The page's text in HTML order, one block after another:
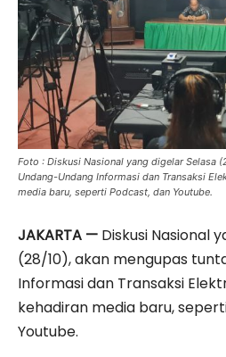
Foto : Diskusi Nasional yang digelar Selasa
Undang-Undang Informasi dan Transaksi
media baru, seperti Podcast, dan Youtube.
JAKARTA — Diskusi Nasional
(28/10), akan mengupas
Informasi dan Transaksi
kehadiran media baru,
Youtube.